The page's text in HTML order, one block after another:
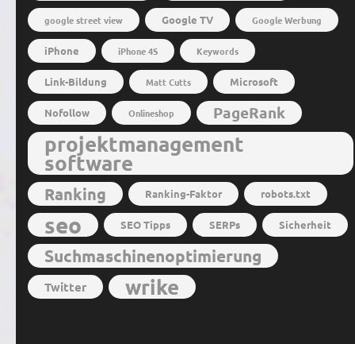
google street view Google TV Google Werbung
iPhone iPhone 4S Keywords
Link-Bildung Matt Cutts Microsoft
Nofollow Onlineshop PageRank
projektmanagement
software
Ranking Ranking-Faktor robots.txt
seo SEO Tipps SERPs Sicherheit
Suchmaschinenoptimierung
Twitter wrike